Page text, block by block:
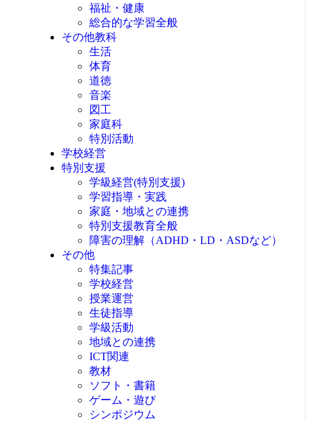
福祉・健康
総合的な学習全般
その他教科
生活
体育
道徳
音楽
図工
家庭科
特別活動
学校経営
特別支援
学級経営(特別支援)
学習指導・実践
家庭・地域との連携
特別支援教育全般
障害の理解（ADHD・LD・ASDなど）
その他
特集記事
学校経営
授業運営
生徒指導
学級活動
地域との連携
ICT関連
教材
ソフト・書籍
ゲーム・遊び
シンポジウム